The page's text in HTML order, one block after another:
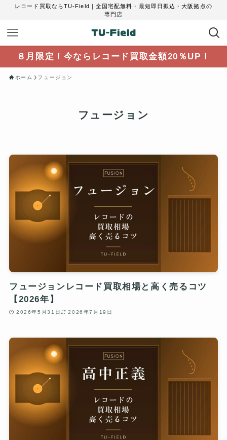
レコード買取ならTU-Field｜全国宅配無料・最短即日振込・大阪拠点の
専門店
８月限定！今ならレコード買取金額20％UP！
ホーム フュージョン
フュージョン
フュージョンレコード買取相場と高く売るコツ
【2026年】
2026年5月31日 2026年7月19日